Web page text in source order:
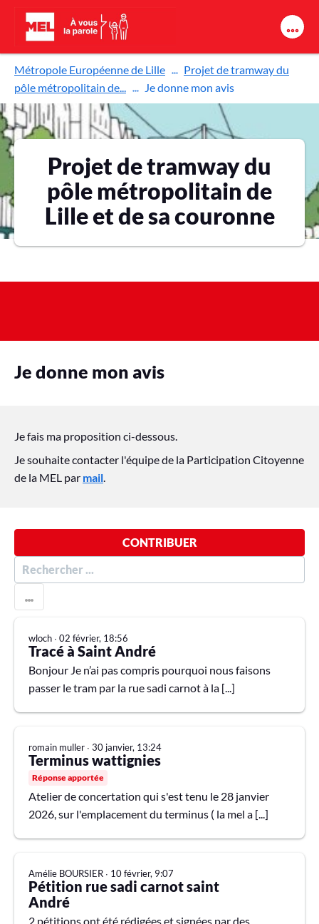
Aller au contenu principal
Métropole Européenne de Lille
Projet de tramway du
pôle métropolitain de...
Je donne mon avis
Projet de tramway du
pôle métropolitain de
Lille et de sa couronne
Je donne mon avis
Je fais ma proposition ci-dessous.
Je souhaite contacter l'équipe de la Participation Citoyenne
de la MEL par mail
R
E
R
CONTRIBUER
wloch ∙ 02 février, 18:56
Tracé à Saint André
Bonjour Je n’ai pas compris pourquoi nous faisons
passer le tram par la rue sadi carnot à la [...]
romain muller ∙ 30 janvier, 13:24
Terminus wattignies
Réponse apportée
Atelier de concertation qui s'est tenu le 28 janvier
2026, sur l'emplacement du terminus ( la mel a [...]
Amélie BOURSIER ∙ 10 février, 9:07
Pétition rue sadi carnot saint
André
2 pétitions ont été rédigées et signées par des